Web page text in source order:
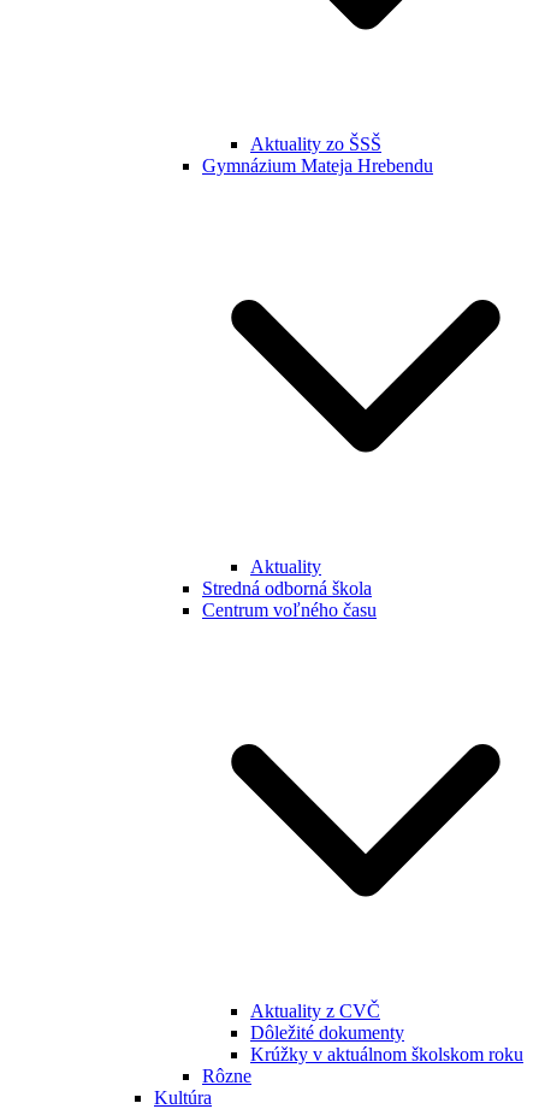
Aktuality zo ŠSŠ
Gymnázium Mateja Hrebendu
Aktuality
Stredná odborná škola
Centrum voľného času
Aktuality z CVČ
Dôležité dokumenty
Krúžky v aktuálnom školskom roku
Rôzne
Kultúra